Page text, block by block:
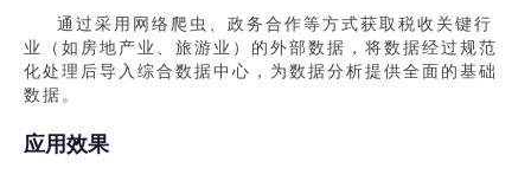
通过采用网络爬虫、政务合作等方式获取税收关键行
业（如房地产业、旅游业）的外部数据，将数据经过规范
化处理后导入综合数据中心，为数据分析提供全面的基础
数据。
应用效果